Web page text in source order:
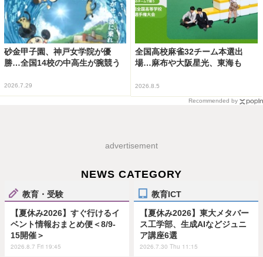
砂金甲子園、神戸女学院が優
勝…全国14校の中高生が腕競う
2026.7.29
全国高校麻雀32チーム本選出
場…麻布や大阪星光、東海も
2026.8.5
Recommended by
advertisement
NEWS CATEGORY
教育・受験
【夏休み2026】すぐ行けるイ
ベント情報おまとめ便＜8/9-
15開催＞
2026.8.7 Fri 19:45
教育ICT
【夏休み2026】東大メタバー
ス工学部、生成AIなどジュニ
ア講座6選
2026.7.30 Thu 11:15